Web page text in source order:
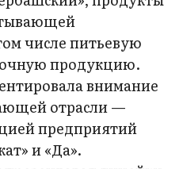
числе питьевую
продукцию.
внимание
отрасли —
предприятий
и «Да».